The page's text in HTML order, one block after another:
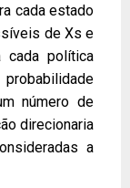
cada estado
de Xs e
política
número de
direcionaria
a